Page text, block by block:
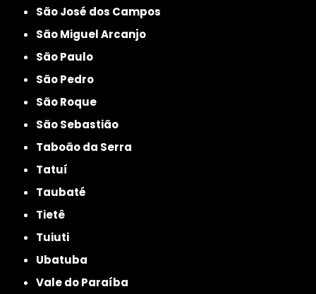
São José dos Campos
São Miguel Arcanjo
São Paulo
São Pedro
São Roque
São Sebastião
Taboão da Serra
Tatuí
Taubaté
Tietê
Tuiuti
Ubatuba
Vale do Paraíba